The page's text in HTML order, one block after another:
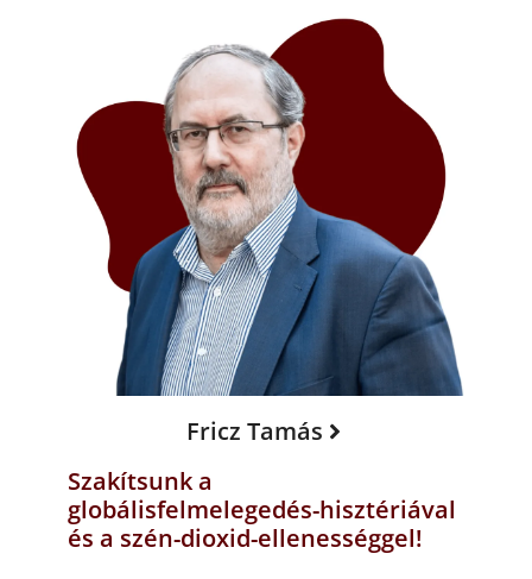
Fricz Tamás
Szakítsunk a
globálisfelmelegedés-hisztériával
és a szén-dioxid-ellenességgel!